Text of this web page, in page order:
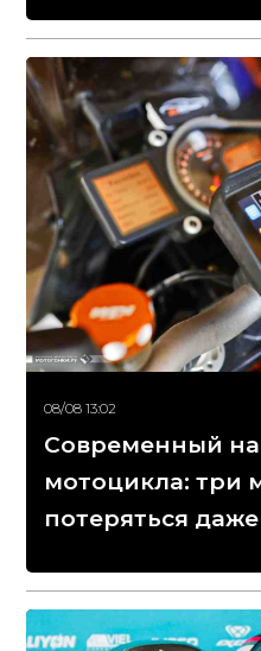
08/08 13:02
Современный
мотоцикла: три
потеряться